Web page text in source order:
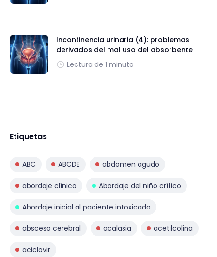
Incontinencia urinaria (4): problemas
derivados del mal uso del absorbente
Lectura de 1 minuto
Etiquetas
ABC ABCDE abdomen agudo
abordaje clínico Abordaje del niño crítico
Abordaje inicial al paciente intoxicado
absceso cerebral acalasia acetilcolina
aciclovir